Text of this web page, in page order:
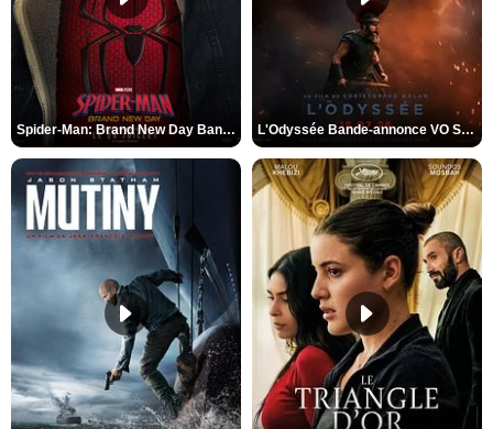
Spider-Man: Brand New Day Bande-annonce VO STFR L'Odyssée Bande-annonce VO STFR